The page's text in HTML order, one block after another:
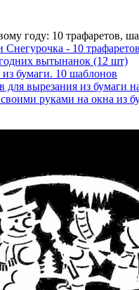
году: 10 трафаретов,
- 10
вытынанок (12 шт)
бумаги. 10 шаблонов
для вырезания из бумаги
руками на окна из